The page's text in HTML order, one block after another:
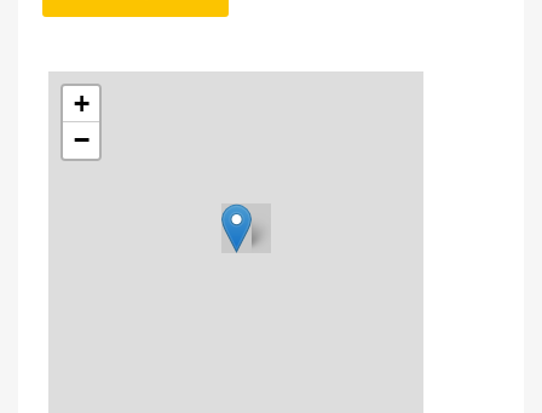
+
−